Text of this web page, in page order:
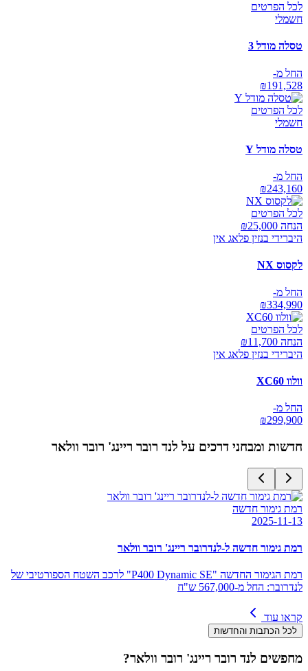
לכל הפרטים
חשמלי
טסלה מודל 3
החל מ-
₪191,528
לכל הפרטים
חשמלי
טסלה מודל Y
החל מ-
₪243,160
לכל הפרטים
הנחה ₪ 25,000
היברידי בנזין פלאג אין
לקסוס NX
החל מ-
₪334,990
לכל הפרטים
הנחה ₪ 11,700
היברידי בנזין פלאג אין
וולוו XC60
החל מ-
₪299,900
חדשות ומבחני דרכים על לנד רובר ריינג' רובר וולאר
רמת גימור חדשה
2025-11-13
רמת גימור חדשה ל-לנדרובר ריינג' רובר וולאר
רמת הגימור החדשה "P400 Dynamic SE" לרכב השטח הספורטיבי של
לנדרובר: החל מ-567,000 ש"ח
קראו עוד
לכל הכתבות והחדשות
מחפשים לנד רובר ריינג' רובר וולאר?